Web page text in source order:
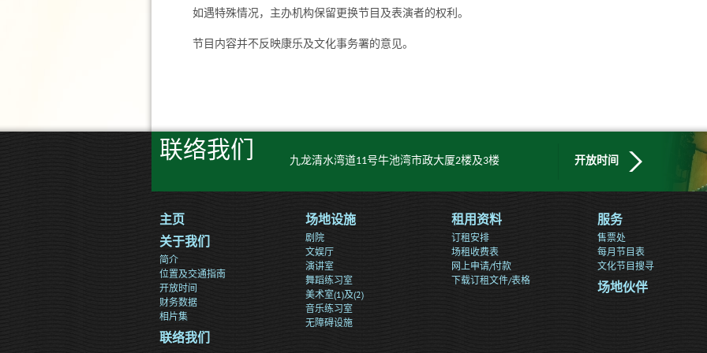
如遇特殊情况，主办机构保留更换节目及表演者的权利。
节目内容并不反映康乐及文化事务署的意见。
联络我们 九龙清水湾道11号牛池湾市政大厦2楼及3楼 开放时间
主页
关于我们
简介
位置及交通指南
开放时间
财务数据
相片集
联络我们
场地设施
剧院
文娱厅
演讲室
舞蹈练习室
美术室(1)及(2)
音乐练习室
无障碍设施
租用资料
订租安排
场租收费表
网上申请/付款
下载订租文件/表格
服务
售票处
每月节目表
文化节目搜寻
场地伙伴